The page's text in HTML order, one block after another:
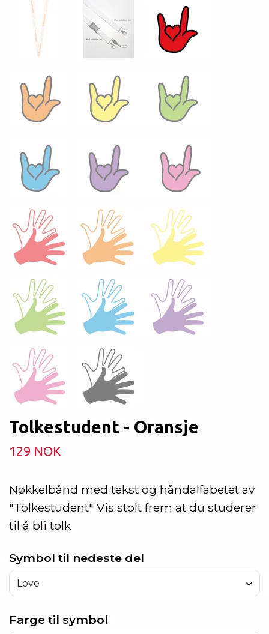
Tolkestudent - Oransje
129 NOK
Nøkkelbånd med tekst og håndalfabetet av
"Tolkestudent" Vis stolt frem at du studerer
til å bli tolk
Symbol til nedeste del
Love
Farge til symbol